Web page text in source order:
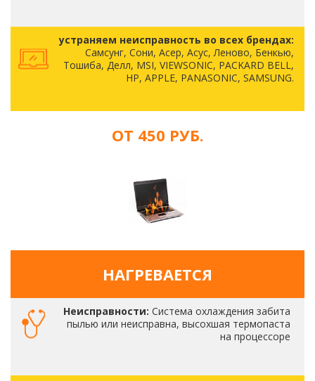
устраняем неисправность во всех брендах:
Самсунг, Сони, Асер, Асус, Леново, Бенкью,
Тошиба, Делл, MSI, VIEWSONIC, PACKARD BELL,
HP, APPLE, PANASONIC, SAMSUNG.
ОТ 450 РУБ.
НАГРЕВАЕТСЯ
Неисправности: Система охлаждения забита
пылью или неисправна, высохшая термопаста
на процессоре